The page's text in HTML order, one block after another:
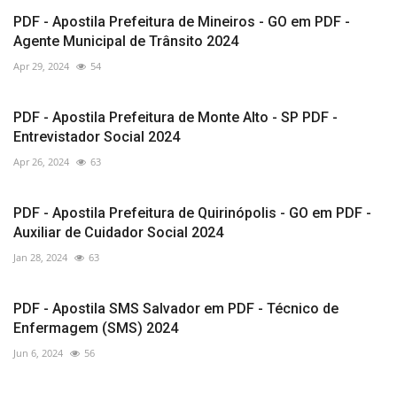
PDF - Apostila Prefeitura de Mineiros - GO em PDF -
Agente Municipal de Trânsito 2024
Apr 29, 2024 54
PDF - Apostila Prefeitura de Monte Alto - SP PDF -
Entrevistador Social 2024
Apr 26, 2024 63
PDF - Apostila Prefeitura de Quirinópolis - GO em PDF -
Auxiliar de Cuidador Social 2024
Jan 28, 2024 63
PDF - Apostila SMS Salvador em PDF - Técnico de
Enfermagem (SMS) 2024
Jun 6, 2024 56